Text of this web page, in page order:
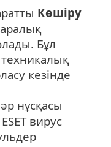
Көшіру
Бұл
кезінде
нұсқасы
вирус